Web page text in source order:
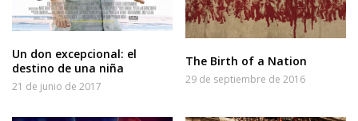
Un don excepcional: el
destino de una niña
21 de junio de 2017
The Birth of a Nation
29 de septiembre de 2016